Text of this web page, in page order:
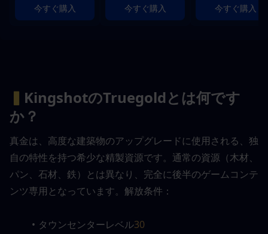
今すぐ購入 今すぐ購入 今すぐ購入
▍ KingshotのTruegoldとは何です
か？
真金は、高度な建築物のアップグレードに使用される、独
自の特性を持つ希少な精製資源です。通常の資源（木材、
パン、石材、鉄）とは異なり、完全に後半のゲームコンテ
ンツ専用となっています。解放条件：
タウンセンターレベル30